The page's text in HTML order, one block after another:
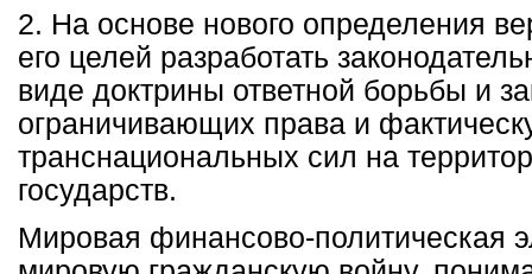
2. На основе нового определения
его целей разработать
виде доктрины ответной борьбы и
ограничивающих права и
транснациональных сил на
государств.
Мировая финансово-политическая